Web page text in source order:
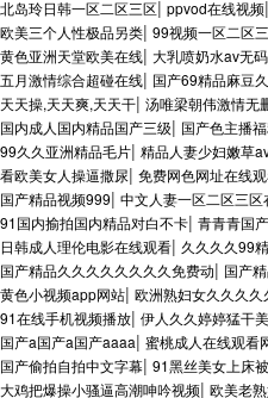
北岛玲日韩一区二区三区| ppvod在线视频|
欧美三个人性极品另类| 99视频一区二区
黄色亚洲天堂欧美在线| 大乳喷奶水av无码
五月激情综合超碰在线| 国产69精品麻豆
天天操,天天爽,天天干| 汤唯梁朝伟激情无
国内成人国内精品国产三级| 国产色主播
99久久亚洲精品毛片| 精品人妻少妇嫩草
看欧美女人操逼撒尿| 免费网色网址在线
国产精品视频999| 中文人妻一区二区三区
91国内揄拍国内精品对白不卡| 青青青国
日韩成人理伦电影在线观看| 久久久久99
国产精品久久久久久久久久免费动| 国产
黄色小视频app网站| 欧洲熟妇女久久久久
91在线手机视频播放| 伊人久久婷婷猛干
国产a国产a国产aaaa| 蜜桃成人在线观看
国产偷拍自拍中文字幕| 91黑丝美女上床
大鸡把爆操小骚逼高潮呻吟视频| 欧美老